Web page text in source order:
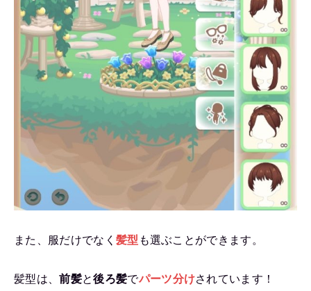
また、服だけでなく 髪型 も選ぶことができます。
髪型は、前髪と後ろ髪でパーツ分けされています！